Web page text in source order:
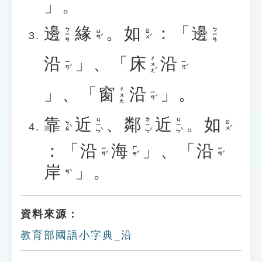
」。
邊 ㄅㄧㄢ 緣 ㄩㄢˊ 。 如 ㄖㄨˊ ：「 邊 ㄅㄧㄢ
沿 ㄧㄢˊ 」、「 床 ㄔㄨㄤˊ 沿 ㄧㄢˊ
」、「 窗 ㄔㄨㄤ 沿 ㄧㄢˊ
」。
靠 ㄎㄠˋ 近 ㄐㄧㄣˋ 、 鄰 ㄌㄧㄣˊ 近 ㄐㄧㄣˋ 。 如 ㄖㄨˊ
：「 沿 ㄧㄢˊ 海 ㄏㄞˇ 」、「 沿 ㄧㄢˊ
岸 ㄢˋ 」。
資料來源：
教育部國語小字典_沿